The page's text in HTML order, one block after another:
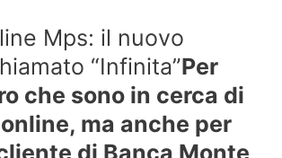
Mps: il nuovo
“Infinita”Per
che sono in cerca di
ma anche per
di Banca Monte